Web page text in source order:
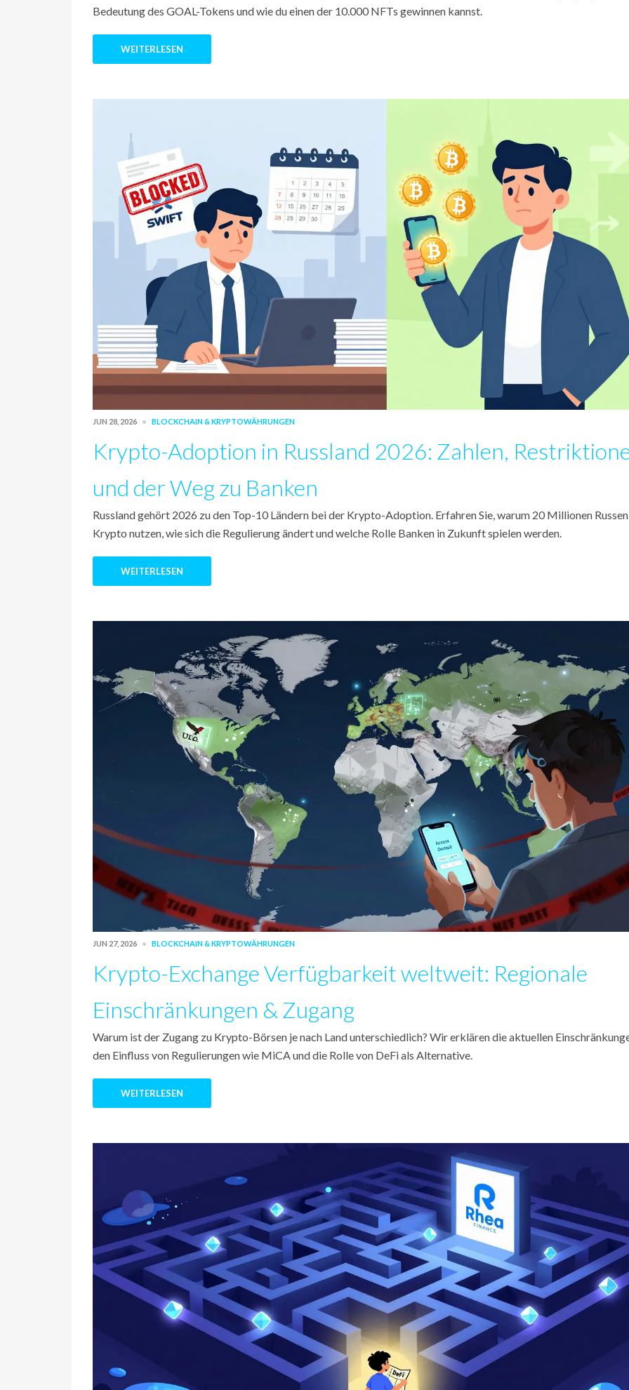
Bedeutung des GOAL-Tokens und wie du einen der 10.000 NFTs gewinnen kannst.
WEITERLESEN
JUN 28, 2026 BLOCKCHAIN & KRYPTOWÄHRUNGEN
Krypto-Adoption in Russland 2026: Zahlen,
und der Weg zu Banken
Russland gehört 2026 zu den Top-10 Ländern bei der Krypto-Adoption. Erfahren Sie, warum 20 Millionen Russen
Krypto nutzen, wie sich die Regulierung ändert und welche Rolle Banken in Zukunft spielen werden.
WEITERLESEN
JUN 27, 2026 BLOCKCHAIN & KRYPTOWÄHRUNGEN
Krypto-Exchange Verfügbarkeit weltweit: Regionale
Einschränkungen & Zugang
Warum ist der Zugang zu Krypto-Börsen je nach Land unterschiedlich? Wir erklären die aktuellen
den Einfluss von Regulierungen wie MiCA und die Rolle von DeFi als Alternative.
WEITERLESEN